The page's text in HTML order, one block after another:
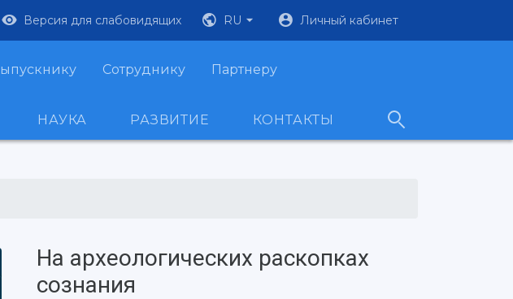
Версия для слабовидящих RU Личный кабинет
Сотруднику Партнеру
НАУКА РАЗВИТИЕ КОНТАКТЫ
На археологических раскопках
сознания